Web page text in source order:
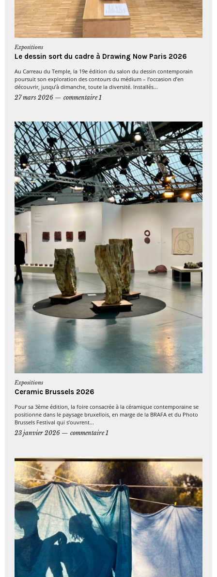
Expositions
Le dessin sort du cadre à Drawing Now Paris 2026
Au Carreau du Temple, la 19e édition du salon du dessin contemporain
poursuit son exploration des contours du médium – l’occasion d’en
découvrir, jusqu’à dimanche, toute la diversité. Installés...
27 mars 2026
commentaire 1
Expositions
Ceramic Brussels 2026
Pour sa 3ème édition, la foire consacrée à la céramique contemporaine se
positionne dans le paysage bruxellois, en marge de la BRAFA et du Photo
Brussels Festival qui s’ouvrent...
23 janvier 2026
commentaire 1